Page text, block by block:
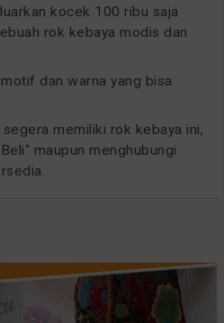
kocek 100 ribu saja
rok kebaya modis dan
dan warna yang bisa
memiliki rok kebaya ini,
maupun menghubungi